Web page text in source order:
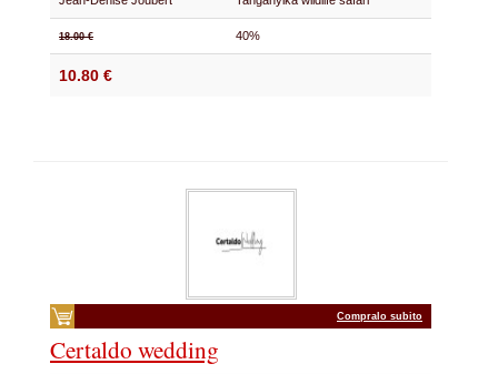
18.00 € 40%
10.80 €
Compralo subito
Certaldo wedding